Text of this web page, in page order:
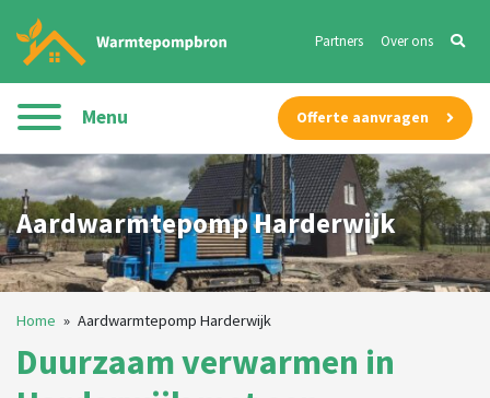
Partners Over ons
Menu Offerte aanvragen
Aardwarmtepomp Harderwijk
Home » Aardwarmtepomp Harderwijk
Duurzaam verwarmen in